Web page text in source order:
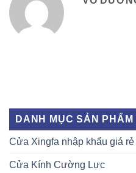
DANH MỤC SẢN PHẨM
Cửa Xingfa nhập khẩu giá rẻ
Cửa Kính Cường Lực